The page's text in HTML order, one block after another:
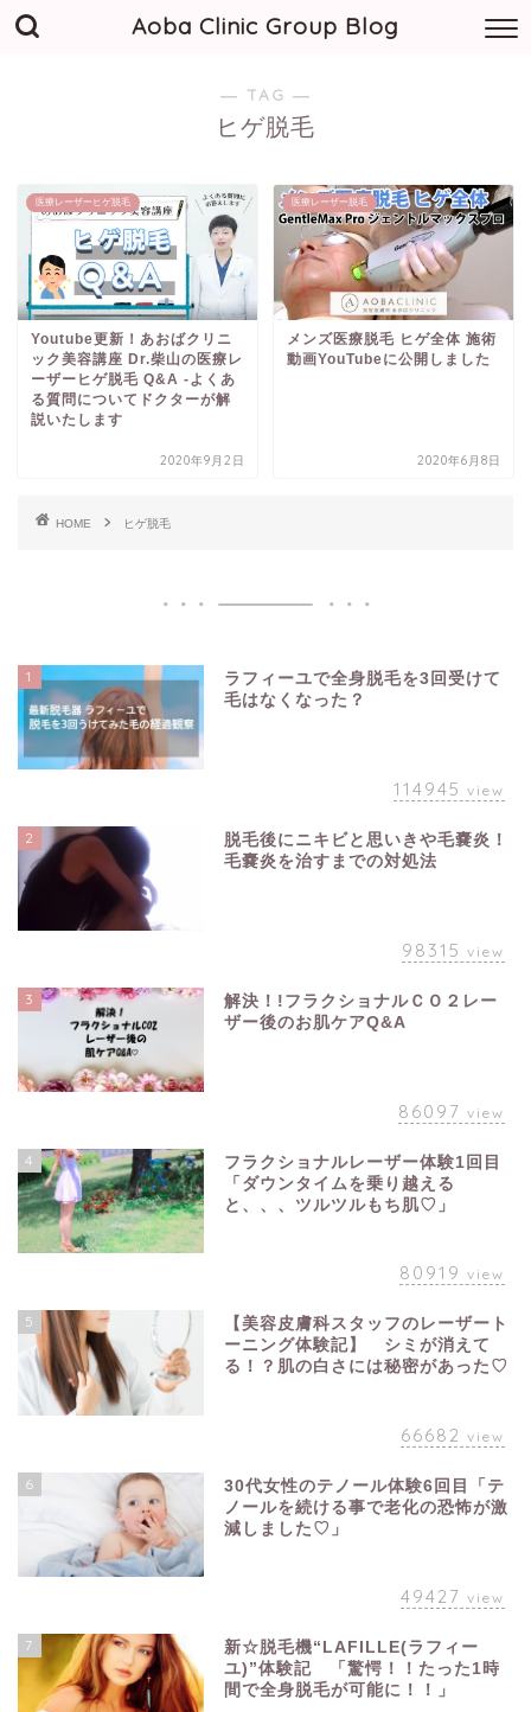
Aoba Clinic Group Blog
― TAG ―
ヒゲ脱毛
医療レーザーヒゲ脱毛
Youtube更新！あおばクリニ
ック美容講座 Dr.柴山の医療レ
ーザーヒゲ脱毛 Q&A -よくあ
る質問についてドクターが解
説いたします
2020年9月2日
医療レーザー脱毛
メンズ医療脱毛 ヒゲ全体 施術
動画YouTubeに公開しました
2020年6月8日
HOME ヒゲ脱毛
1
ラフィーユで全身脱毛を3回受けて
毛はなくなった？
114945 view
2
脱毛後にニキビと思いきや毛嚢炎！
毛嚢炎を治すまでの対処法
98315 view
3
解決！!フラクショナルＣＯ２レー
ザー後のお肌ケアQ&A
86097 view
4
フラクショナルレーザー体験1回目
「ダウンタイムを乗り越える
と、、、ツルツルもち肌♡」
80919 view
5
【美容皮膚科スタッフのレーザート
ーニング体験記】 シミが消えて
る！？肌の白さには秘密があった♡
66682 view
6
30代女性のテノール体験6回目「テ
ノールを続ける事で老化の恐怖が激
減しました♡」
49427 view
7
新☆脱毛機“LAFILLE(ラフィー
ユ)”体験記 「驚愕！！たった1時
間で全身脱毛が可能に！！」